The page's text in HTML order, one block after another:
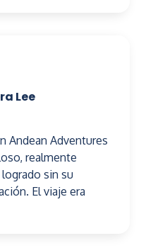
Lee
Andean Adventures
realmente
sin su
El viaje era